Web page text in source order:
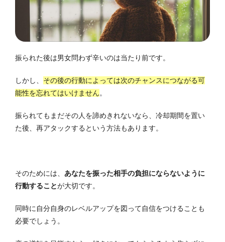
振られた後は男女問わず辛いのは当たり前です。
しかし、 その後の行動によっては次のチャンスにつながる可
能性を忘れてはいけません。
振られてもまだその人を諦めきれないなら、冷却期間を置い
た後、再アタックするという方法もあります。
そのためには、 あなたを振った相手の負担にならないように
行動することが大切です。
同時に自分自身のレベルアップを図って自信をつけることも
必要でしょう。